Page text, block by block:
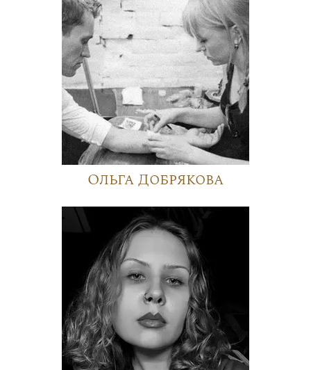
Ольга Добрякова